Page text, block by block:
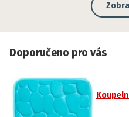
Doporučeno pro vás